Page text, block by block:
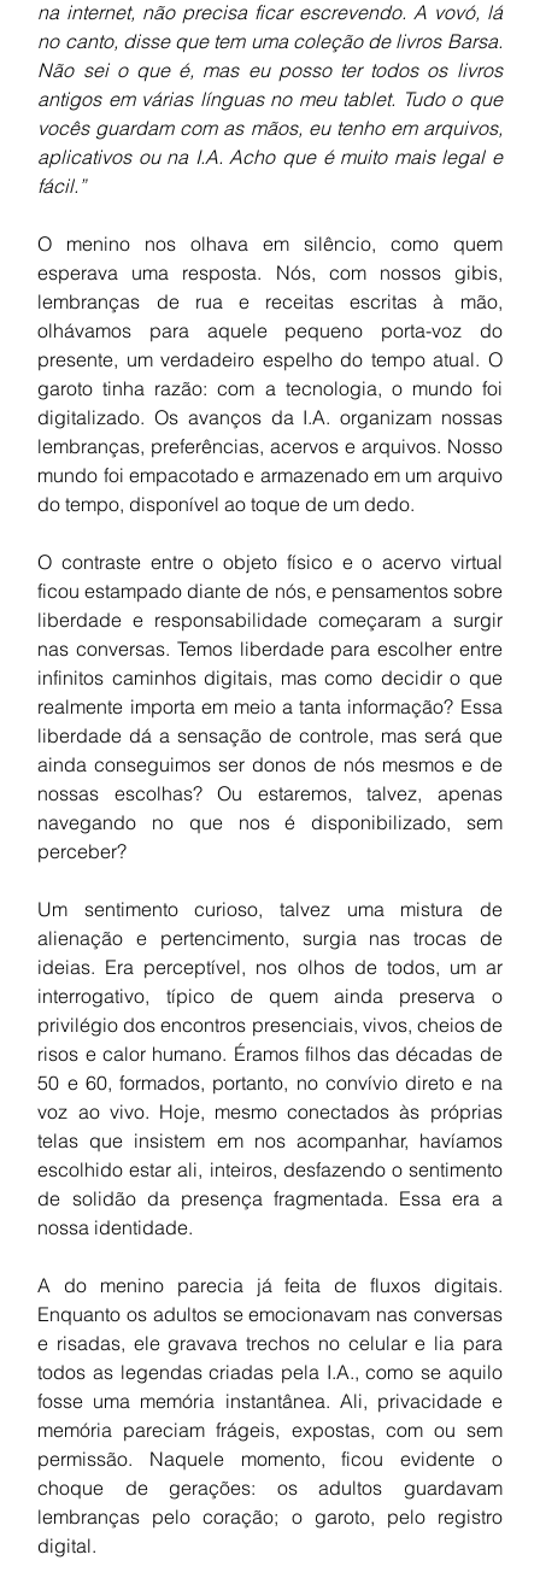
na internet, não precisa ficar escrevendo. A vovó, lá
no canto, disse que tem uma coleção de livros Barsa.
Não sei o que é, mas eu posso ter todos os livros
antigos em várias línguas no meu tablet. Tudo o que
vocês guardam com as mãos, eu tenho em arquivos,
aplicativos ou na I.A. Acho que é muito mais legal e
fácil.”
O menino nos olhava em silêncio, como quem
esperava uma resposta. Nós, com nossos gibis,
lembranças de rua e receitas escritas à mão,
olhávamos para aquele pequeno porta-voz do
presente, um verdadeiro espelho do tempo atual. O
garoto tinha razão: com a tecnologia, o mundo foi
digitalizado. Os avanços da I.A. organizam nossas
lembranças, preferências, acervos e arquivos. Nosso
mundo foi empacotado e armazenado em um arquivo
do tempo, disponível ao toque de um dedo.
O contraste entre o objeto físico e o acervo virtual
ficou estampado diante de nós, e pensamentos sobre
liberdade e responsabilidade começaram a surgir
nas conversas. Temos liberdade para escolher entre
infinitos caminhos digitais, mas como decidir o que
realmente importa em meio a tanta informação? Essa
liberdade dá a sensação de controle, mas será que
ainda conseguimos ser donos de nós mesmos e de
nossas escolhas? Ou estaremos, talvez, apenas
navegando no que nos é disponibilizado, sem
perceber?
Um sentimento curioso, talvez uma mistura de
alienação e pertencimento, surgia nas trocas de
ideias. Era perceptível, nos olhos de todos, um ar
interrogativo, típico de quem ainda preserva o
privilégio dos encontros presenciais, vivos, cheios de
risos e calor humano. Éramos filhos das décadas de
50 e 60, formados, portanto, no convívio direto e na
voz ao vivo. Hoje, mesmo conectados às próprias
telas que insistem em nos acompanhar, havíamos
escolhido estar ali, inteiros, desfazendo o sentimento
de solidão da presença fragmentada. Essa era a
nossa identidade.
A do menino parecia já feita de fluxos digitais.
Enquanto os adultos se emocionavam nas conversas
e risadas, ele gravava trechos no celular e lia para
todos as legendas criadas pela I.A., como se aquilo
fosse uma memória instantânea. Ali, privacidade e
memória pareciam frágeis, expostas, com ou sem
permissão. Naquele momento, ficou evidente o
choque de gerações: os adultos guardavam
lembranças pelo coração; o garoto, pelo registro
digital.